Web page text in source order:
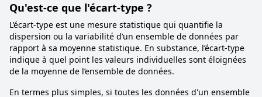
Qu'est-ce que l'écart-type ?
L’écart-type est une mesure statistique qui quantifie la
dispersion ou la variabilité d’un ensemble de données par
rapport à sa moyenne statistique. En substance, l’écart-type
indique à quel point les valeurs individuelles sont éloignées
de la moyenne de l’ensemble de données.
En termes plus simples, si toutes les données d'un ensemble